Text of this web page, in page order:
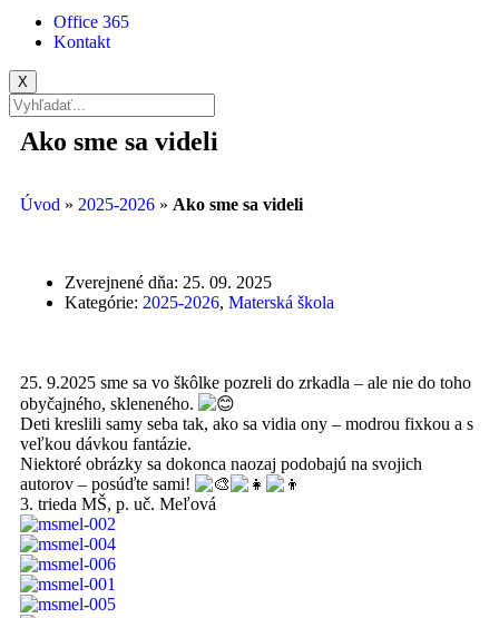
Office 365
Kontakt
X
Ako sme sa videli
Úvod » 2025-2026 » Ako sme sa videli
Zverejnené dňa: 25. 09. 2025
Kategórie: 2025-2026, Materská škola
25. 9.2025 sme sa vo škôlke pozreli do zrkadla – ale nie do toho
obyčajného, skleneného.
Deti kreslili samy seba tak, ako sa vidia ony – modrou fixkou a s
veľkou dávkou fantázie.
Niektoré obrázky sa dokonca naozaj podobajú na svojich
autorov – posúďte sami!
3. trieda MŠ, p. uč. Meľová